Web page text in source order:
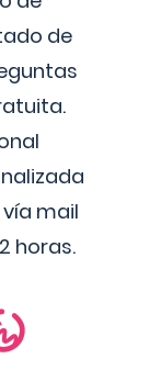
de
mail
horas.